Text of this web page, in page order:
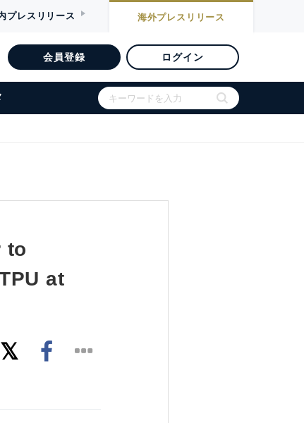
プレスリリース 海外プレスリリース
会員登録 ログイン
to
at